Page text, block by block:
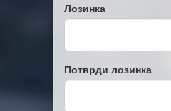
Лозинка
Потврди лозинка